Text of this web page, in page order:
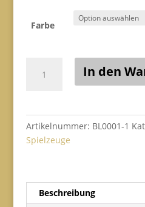
Farbe
Dentalball
In den
Artikelnummer: BL0001-1
Spielzeuge
Beschreibung